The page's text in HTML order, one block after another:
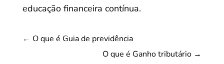
educação financeira contínua.
← O que é Guia de previdência
O que é Ganho tributário →